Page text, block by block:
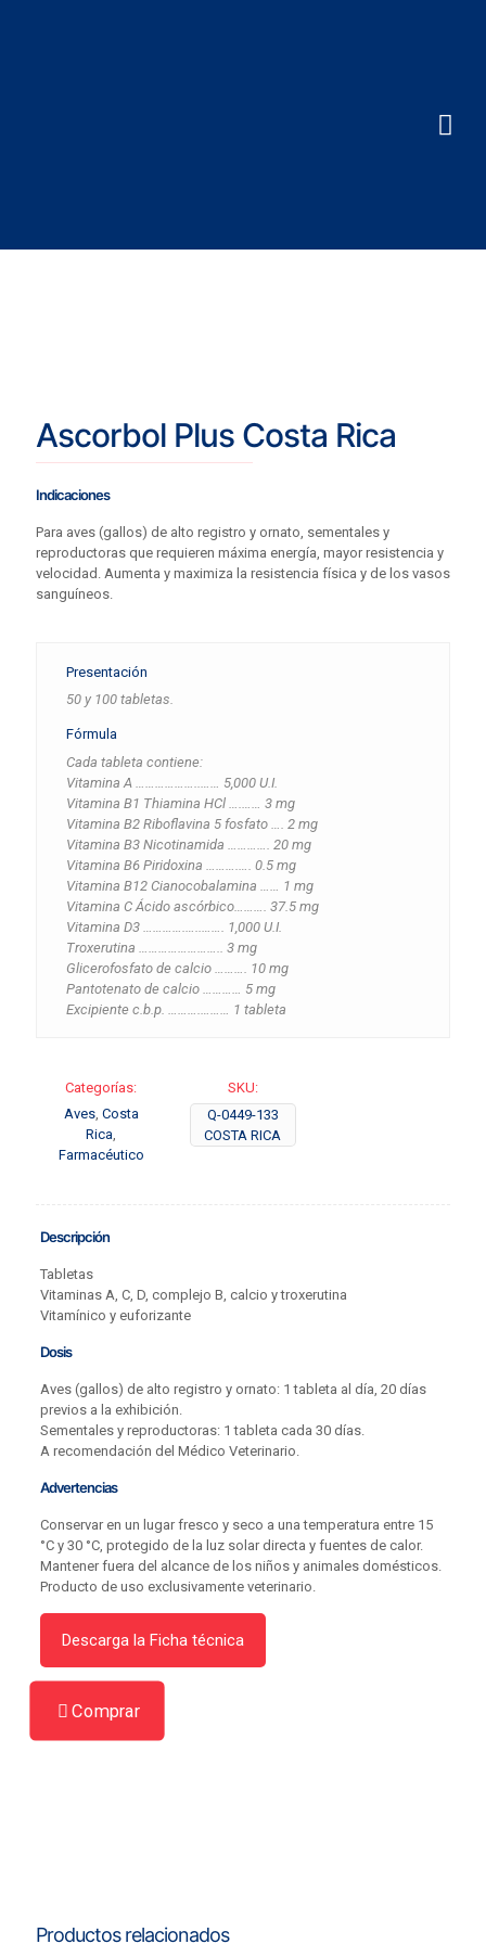
Ascorbol Plus Costa Rica
Indicaciones
Para aves (gallos) de alto registro y ornato, sementales y
reproductoras que requieren máxima energía, mayor resistencia y
velocidad. Aumenta y maximiza la resistencia física y de los vasos
sanguíneos.
Presentación
50 y 100 tabletas.
Fórmula
Cada tableta contiene:
Vitamina A ………………..…… 5,000 U.I.
Vitamina B1 Thiamina HCl ….…… 3 mg
Vitamina B2 Riboflavina 5 fosfato …. 2 mg
Vitamina B3 Nicotinamida …………. 20 mg
Vitamina B6 Piridoxina ……….…. 0.5 mg
Vitamina B12 Cianocobalamina …… 1 mg
Vitamina C Ácido ascórbico………. 37.5 mg
Vitamina D3 ………….…..……. 1,000 U.I.
Troxerutina …………………….. 3 mg
Glicerofosfato de calcio ………. 10 mg
Pantotenato de calcio ………… 5 mg
Excipiente c.b.p. ……….……… 1 tableta
Categorías:
Aves, Costa
Rica,
Farmacéutico
SKU:
Q-0449-133
COSTA RICA
Descripción
Tabletas
Vitaminas A, C, D, complejo B, calcio y troxerutina
Vitamínico y euforizante
Dosis
Aves (gallos) de alto registro y ornato: 1 tableta al día, 20 días
previos a la exhibición.
Sementales y reproductoras: 1 tableta cada 30 días.
A recomendación del Médico Veterinario.
Advertencias
Conservar en un lugar fresco y seco a una temperatura entre 15
°C y 30 °C, protegido de la luz solar directa y fuentes de calor.
Mantener fuera del alcance de los niños y animales domésticos.
Producto de uso exclusivamente veterinario.
Descarga la Ficha técnica
Comprar
Productos relacionados